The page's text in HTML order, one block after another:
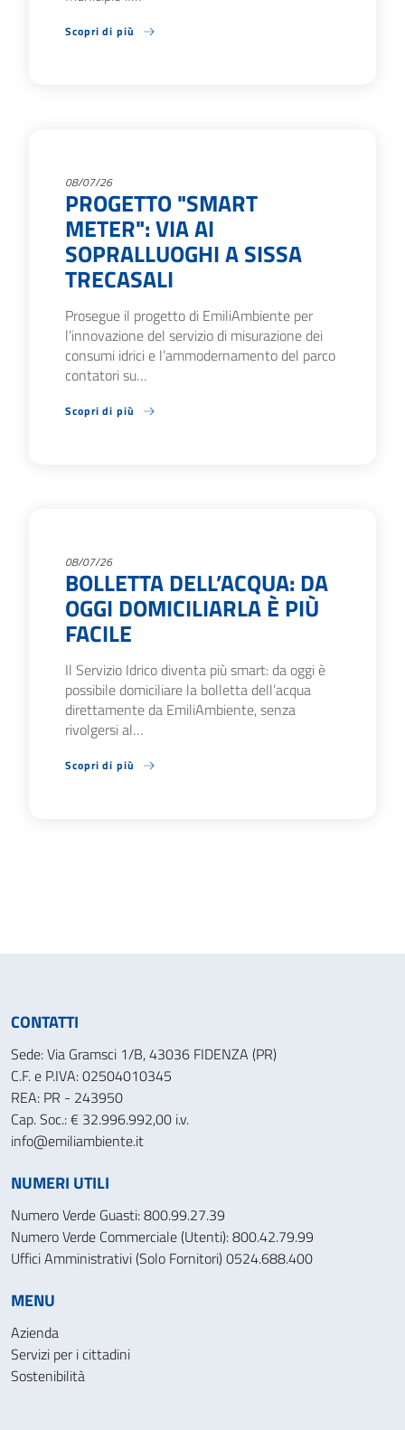
Scopri di più
08/07/26
PROGETTO "SMART
METER": VIA AI
SOPRALLUOGHI A SISSA
TRECASALI
Prosegue il progetto di EmiliAmbiente per
l’innovazione del servizio di misurazione dei
consumi idrici e l’ammodernamento del parco
contatori su…
Scopri di più
08/07/26
BOLLETTA DELL’ACQUA: DA
OGGI DOMICILIARLA È PIÙ
FACILE
Il Servizio Idrico diventa più smart: da oggi è
possibile domiciliare la bolletta dell’acqua
direttamente da EmiliAmbiente, senza
rivolgersi al…
Scopri di più
CONTATTI
Sede: Via Gramsci 1/B, 43036 FIDENZA (PR)
C.F. e P.IVA: 02504010345
REA: PR - 243950
Cap. Soc.: € 32.996.992,00 i.v.
info@emiliambiente.it
NUMERI UTILI
Numero Verde Guasti: 800.99.27.39
Numero Verde Commerciale (Utenti): 800.42.79.99
Uffici Amministrativi (Solo Fornitori) 0524.688.400
MENU
Azienda
Servizi per i cittadini
Sostenibilità